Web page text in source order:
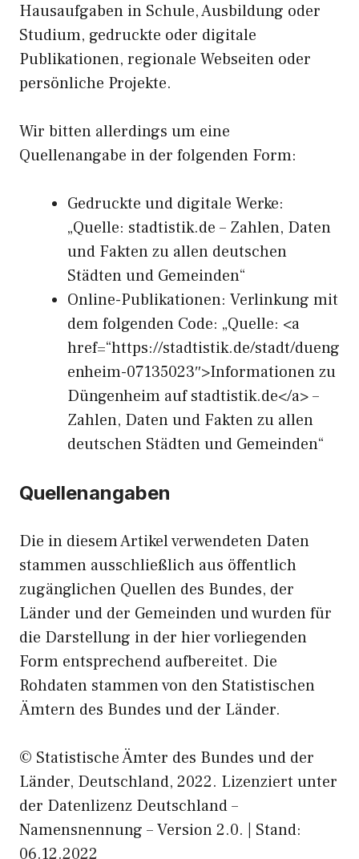
Hausaufgaben in Schule, Ausbildung oder
Studium, gedruckte oder digitale
Publikationen, regionale Webseiten oder
persönliche Projekte.
Wir bitten allerdings um eine
Quellenangabe in der folgenden Form:
Gedruckte und digitale Werke:
„Quelle: stadtistik.de – Zahlen, Daten
und Fakten zu allen deutschen
Städten und Gemeinden“
Online-Publikationen: Verlinkung mit
dem folgenden Code: „Quelle: <a
href=“https://stadtistik.de/stadt/dueng
enheim-07135023″>Informationen zu
Düngenheim auf stadtistik.de</a> –
Zahlen, Daten und Fakten zu allen
deutschen Städten und Gemeinden“
Quellenangaben
Die in diesem Artikel verwendeten Daten
stammen ausschließlich aus öffentlich
zugänglichen Quellen des Bundes, der
Länder und der Gemeinden und wurden für
die Darstellung in der hier vorliegenden
Form entsprechend aufbereitet. Die
Rohdaten stammen von den Statistischen
Ämtern des Bundes und der Länder.
© Statistische Ämter des Bundes und der
Länder, Deutschland, 2022. Lizenziert unter
der Datenlizenz Deutschland –
Namensnennung – Version 2.0. | Stand:
06.12.2022